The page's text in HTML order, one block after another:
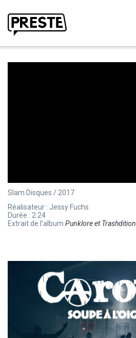
Slam Disques / 2017
Réalisateur : Jessy Fuchs
Durée : 2:24
Extrait de l’album Punklore et Trashdition